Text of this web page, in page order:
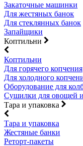
Закаточные машинки
Для жестяных банок
Для стеклянных банок
Запайщики
Коптильни
Коптильни
Для горячего копчения
Для холодного
Оборудование для
Сушилки для овощей
Тара и упаковка
Тара и упаковка
Жестяные банки
Реторт-пакеты